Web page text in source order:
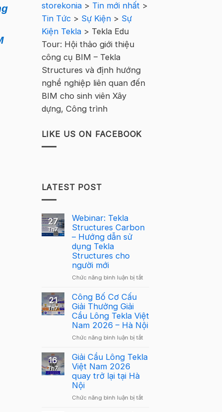
storekonia> Tin mới nhất>
Tin Tức> Sự Kiện> Sự
Kiện Tekla> Tekla Edu
Tour: Hội thảo giới thiệu
công cụ BIM – Tekla
Structures và định hướng
nghề nghiệp liên quan đến
BIM cho sinh viên Xây
dựng, Công trình
LIKE US ON FACEBOOK
LATEST POST
27
Th7
Webinar: Tekla
Structures Carbon
– Hướng dẫn sử
dụng Tekla
Structures cho
người mới
Chức năng bình luận bị tắtở
Carbon
–
Hướng
dẫn
dụng
21
Th7
Công Bố Cơ Cấu
Giải Thưởng Giải
Cầu Lông Tekla Việt
Nam 2026 – Hà Nội
Chức năng bình luận bị tắtở
Bố
Giải
16
Th7
Giải Cầu Lông Tekla
Việt Nam 2026
quay trở lại tại Hà
Nội
Chức năng bình luận bị tắtở